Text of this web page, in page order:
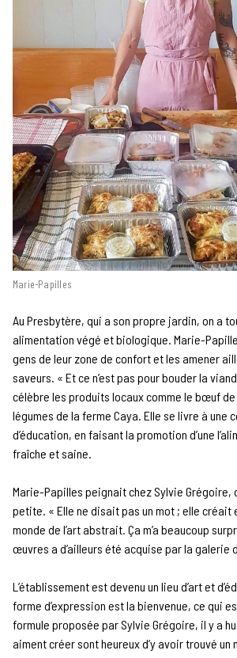
Marie-Papilles
Au Presbytère, qui a son propre jardin, on a
alimentation végé et biologique. Marie-
gens de leur zone de confort et les amener
saveurs. « Et ce n’est pas pour bouder la
célèbre les produits locaux comme le bœuf
légumes de la ferme Caya. Elle se livre à une
d’éducation, en faisant la promotion d’une
fraîche et saine.
Marie-Papilles peignait chez Sylvie Grégoire,
petite. « Elle ne disait pas un mot ; elle créait
monde de l’art abstrait. Ça m’a beaucoup
œuvres a d’ailleurs été acquise par la galerie
L’établissement est devenu un lieu d’art et
forme d’expression est la bienvenue, ce qui
formule proposée par Sylvie Grégoire, il y a
aiment créer sont heureux d’y avoir trouvé un